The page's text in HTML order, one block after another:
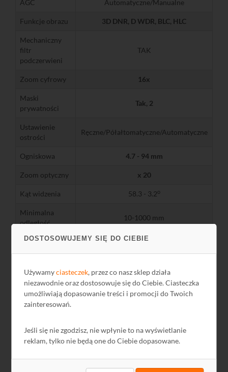
DOSTOSOWUJEMY SIĘ DO CIEBIE
Używamyciasteczek, przez co nasz sklep działa
niezawodnie oraz dostosowuje się do Ciebie. Ciasteczka
umożliwiają dopasowanie treści i promocji do Twoich
zainteresowań.
Jeśli się nie zgodzisz, nie wpłynie to na wyświetlanie
reklam, tylko nie będą one do Ciebie dopasowane.
AGC Automatyczne/Manualne
Funkcje obrazu 3D DNR, D WDR, BLC, HLC
Mechaniczny
filtr
podczerwieni
TAK
Zoom cyfrowy 16x
Maski
prywatności
Tak, 2
Ustawienie
ostrości
Ręczne/Półałtomatyczne/Automatyczne
Ogniskowa 4.7 - 94 mm
Zoom optyczny x 20
Kąt widzenia 58.3 - 3.2o
Minimalna
odległość
10-1000 mm
Zakres
przesłony
Obrót w
poziomie
360o
Obrót w pionie 15 o ... 90o
obrotu w
poziomie
0.1 o... 160 /s, (preset 240 /s)
Prędkośc
o o o